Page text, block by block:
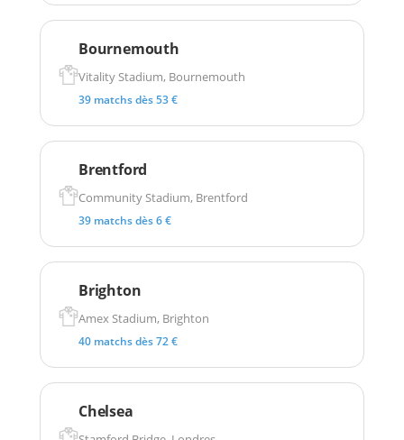
Bournemouth
Vitality Stadium, Bournemouth
39 matchs dès 53 €
Brentford
Community Stadium, Brentford
39 matchs dès 6 €
Brighton
Amex Stadium, Brighton
40 matchs dès 72 €
Chelsea